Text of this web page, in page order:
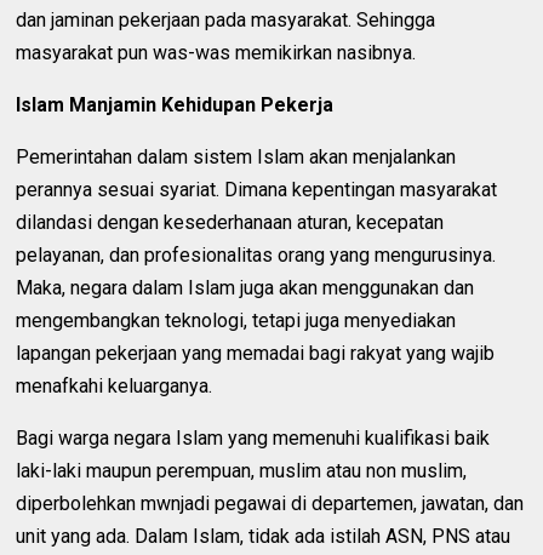
dan jaminan pekerjaan pada masyarakat. Sehingga
masyarakat pun was-was memikirkan nasibnya.
Islam Manjamin Kehidupan Pekerja
Pemerintahan dalam sistem Islam akan menjalankan
perannya sesuai syariat. Dimana kepentingan masyarakat
dilandasi dengan kesederhanaan aturan, kecepatan
pelayanan, dan profesionalitas orang yang mengurusinya.
Maka, negara dalam Islam juga akan menggunakan dan
mengembangkan teknologi, tetapi juga menyediakan
lapangan pekerjaan yang memadai bagi rakyat yang wajib
menafkahi keluarganya.
Bagi warga negara Islam yang memenuhi kualifikasi baik
laki-laki maupun perempuan, muslim atau non muslim,
diperbolehkan mwnjadi pegawai di departemen, jawatan, dan
unit yang ada. Dalam Islam, tidak ada istilah ASN, PNS atau